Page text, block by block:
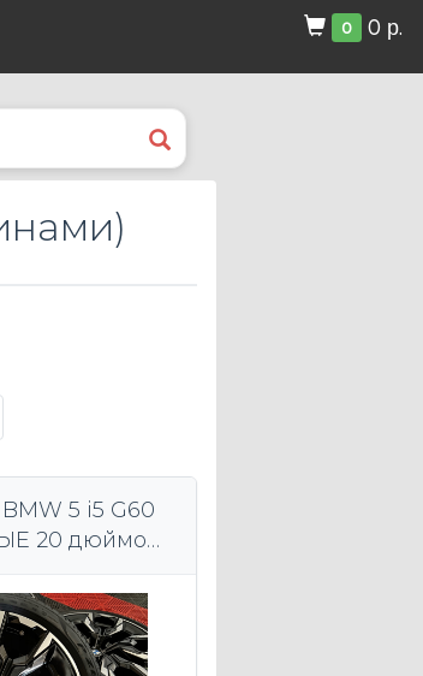
0 0 р.
5 i5 G60
20 дюймов